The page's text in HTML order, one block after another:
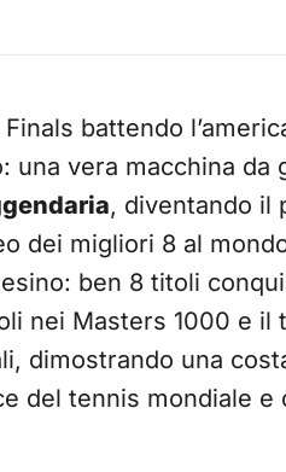
battendo
una vera macchina da
, diventando il
dei migliori 8 al
ben 8 titoli
nei Masters 1000 e il
dimostrando una
del tennis mondiale